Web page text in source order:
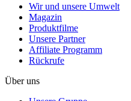
Wir und unsere Umwelt
Magazin
Produktfilme
Unsere Partner
Affiliate Programm
Rückrufe
Über uns